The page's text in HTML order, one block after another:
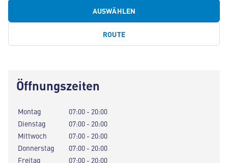
AUSWÄHLEN
ROUTE
Öffnungszeiten
Montag
07:00 - 20:00
Dienstag
07:00 - 20:00
Mittwoch
07:00 - 20:00
Donnerstag
07:00 - 20:00
Freitag
07:00 - 20:00